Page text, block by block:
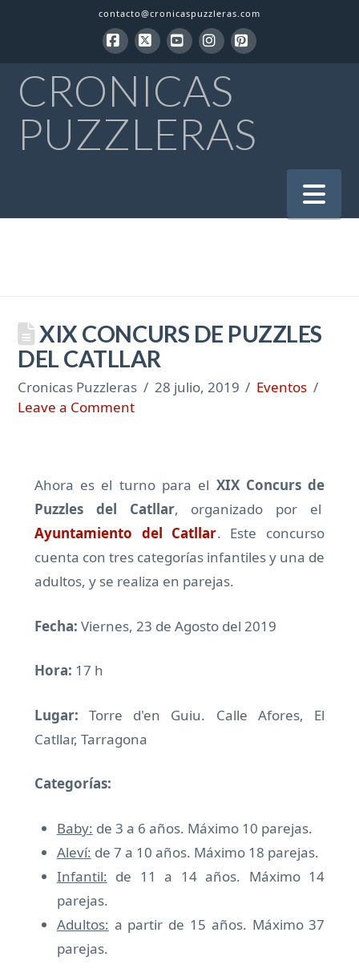
contacto@cronicaspuzzleras.com
CRONICAS
PUZZLERAS
XIX CONCURS DE PUZZLES
DEL CATLLAR
Cronicas Puzzleras 28 julio, 2019
Eventos
Leave a Comment
Ahora es el turno para el XIX Concurs de
Puzzles del Catllar, organizado por el
Ayuntamiento del Catllar. Este concurso
cuenta con tres categorías infantiles y una de
adultos, y se realiza en parejas.
Fecha: Viernes, 23 de Agosto del 2019
Hora: 17 h
Lugar: Torre d'en Guiu. Calle Afores, El
Catllar, Tarragona
Categorías:
Baby: de 3 a 6 años. Máximo 10 parejas.
Aleví: de 7 a 10 años. Máximo 18 parejas.
Infantil: de 11 a 14 años. Máximo 14
parejas.
Adultos: a partir de 15 años. Máximo 37
parejas.